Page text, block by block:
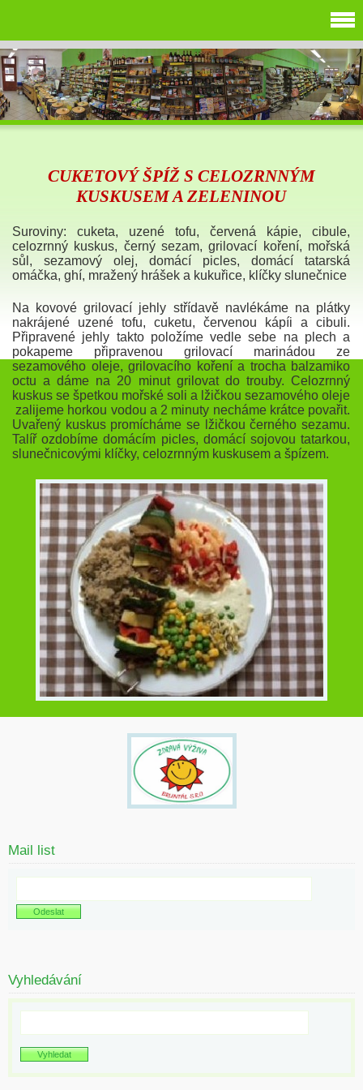
CUKETOVÝ ŠPÍŽ S CELOZRNNÝM
KUSKUSEM A ZELENINOU
Suroviny: cuketa, uzené tofu, červená kápie, cibule,
celozrnný kuskus, černý sezam, grilovací koření, mořská
sůl, sezamový olej, domácí picles, domácí tatarská
omáčka, ghí, mražený hrášek a kukuřice, klíčky slunečnice
Na kovové grilovací jehly střídavě navlékáme na plátky
nakrájené uzené tofu, cuketu, červenou kápíi a cibuli.
Připravené jehly takto položíme vedle sebe na plech a
pokapeme připravenou grilovací marinádou ze
sezamového oleje, grilovacího koření a trocha balzamiko
octu a dáme na 20 minut grilovat do trouby. Celozrnný
kuskus se špetkou mořské soli a lžičkou sezamového oleje
zalijeme horkou vodou a 2 minuty necháme krátce povařit.
Uvařený kuskus promícháme se lžičkou černého sezamu.
Talíř ozdobíme domácím picles, domácí sojovou tatarkou,
slunečnicovými klíčky, celozrnným kuskusem a špízem.
Mail list
Vyhledávání